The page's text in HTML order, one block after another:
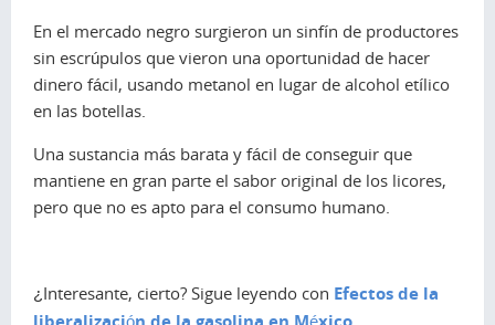
En el mercado negro surgieron un sinfín de productores
sin escrúpulos que vieron una oportunidad de hacer
dinero fácil, usando metanol en lugar de alcohol etílico
en las botellas.
Una sustancia más barata y fácil de conseguir que
mantiene en gran parte el sabor original de los licores,
pero que no es apto para el consumo humano.
¿Interesante, cierto? Sigue leyendo con Efectos de la